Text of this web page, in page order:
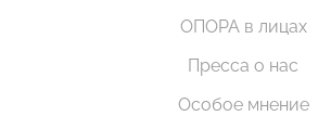
ОПОРА в лицах
Пресса о нас
Особое мнение